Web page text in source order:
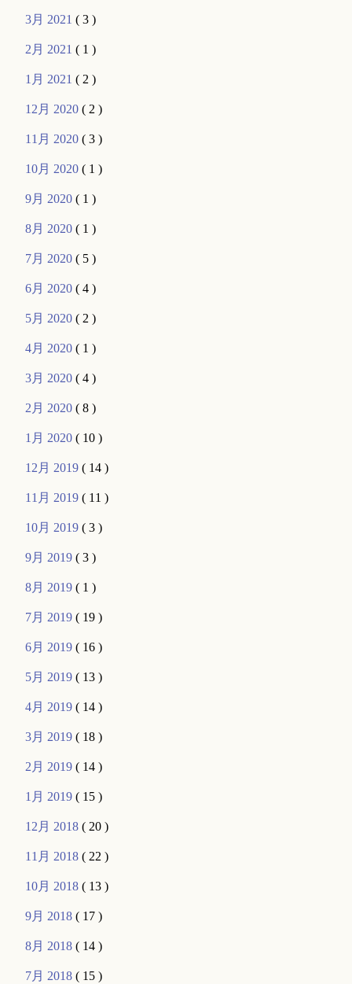
3月 2021( 3 )
2月 2021( 1 )
1月 2021( 2 )
12月 2020( 2 )
11月 2020( 3 )
10月 2020( 1 )
9月 2020( 1 )
8月 2020( 1 )
7月 2020( 5 )
6月 2020( 4 )
5月 2020( 2 )
4月 2020( 1 )
3月 2020( 4 )
2月 2020( 8 )
1月 2020( 10 )
12月 2019( 14 )
11月 2019( 11 )
10月 2019( 3 )
9月 2019( 3 )
8月 2019( 1 )
7月 2019( 19 )
6月 2019( 16 )
5月 2019( 13 )
4月 2019( 14 )
3月 2019( 18 )
2月 2019( 14 )
1月 2019( 15 )
12月 2018( 20 )
11月 2018( 22 )
10月 2018( 13 )
9月 2018( 17 )
8月 2018( 14 )
7月 2018( 15 )